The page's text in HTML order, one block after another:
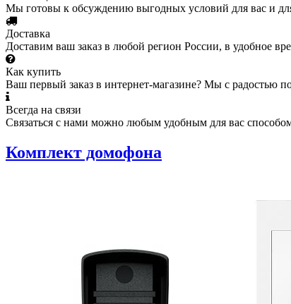
Мы готовы к обсуждению выгодных условий для вас и
Доставка
Доставим ваш заказ в любой регион России, в удобное
Как купить
Ваш первый заказ в интернет-магазине? Мы с радостью
Всегда на связи
Связаться с нами можно любым удобным для вас
Комплект домофона